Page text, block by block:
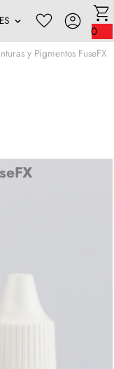
0
y Pigmentos FuseFX